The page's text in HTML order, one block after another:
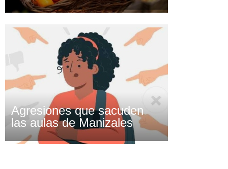
Agresiones que sacuden
las aulas de Manizales